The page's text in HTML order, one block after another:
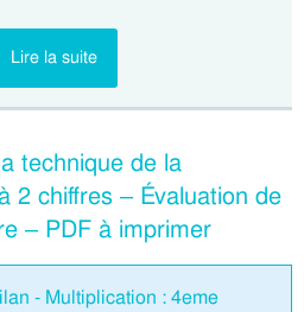
Lire la suite
technique de la
2 chiffres – Évaluation de
– PDF à imprimer
- Multiplication : 4eme